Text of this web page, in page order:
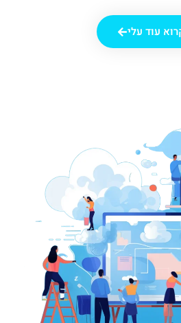
עוד עלי